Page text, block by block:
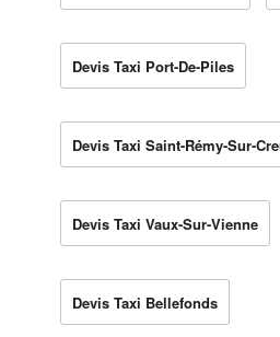
Devis Taxi Port-De-Piles
Devis Taxi Saint-Rémy-Sur-
Devis Taxi Vaux-Sur-Vienne
Devis Taxi Bellefonds